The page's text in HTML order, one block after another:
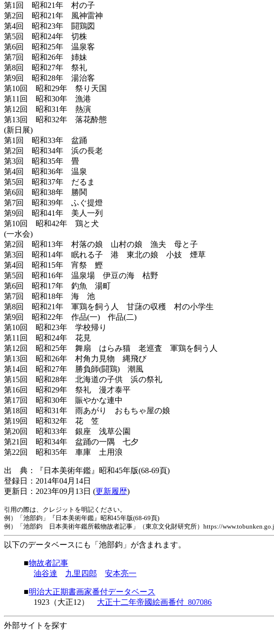
第1回 昭和21年 村の子
第2回 昭和21年 風神雷神
第4回 昭和23年 闘鶏図
第5回 昭和24年 切株
第6回 昭和25年 温泉客
第7回 昭和26年 姉妹
第8回 昭和27年 祭礼
第9回 昭和28年 湯治客
第10回 昭和29年 祭り天国
第11回 昭和30年 漁港
第12回 昭和31年 熱演
第13回 昭和32年 落花酔態
(新日展)
第1回 昭和33年 盆踊
第2回 昭和34年 浜の長老
第3回 昭和35年 畳
第4回 昭和36年 温泉
第5回 昭和37年 だるま
第6回 昭和38年 勝鬨
第7回 昭和39年 ふぐ提燈
第9回 昭和41年 美人一列
第10回 昭和42年 鶏と犬
(一水会)
第2回 昭和13年 村落の娘 山村の娘 漁夫 母と子
第3回 昭和14年 眠れる子 港 東北の娘 小妓 煙草
第4回 昭和15年 宵祭 鰹
第5回 昭和16年 温泉場 伊豆の海 枯野
第6回 昭和17年 釣魚 湯町
第7回 昭和18年 海 池
第8回 昭和21年 軍鶏を飼う人 甘藷の収穫 村の小学生
第9回 昭和22年 作品(一) 作品(二)
第10回 昭和23年 学校帰り
第11回 昭和24年 花見
第12回 昭和25年 舞扇 はらみ猫 老巡査 軍鶏を飼う人
第13回 昭和26年 村角力見物 縄飛び
第14回 昭和27年 勝負師(闘鶏) 潮風
第15回 昭和28年 北海道の子供 浜の祭礼
第16回 昭和29年 祭礼 漫才泰平
第17回 昭和30年 賑やかな連中
第18回 昭和31年 雨あがり おもちゃ屋の娘
第19回 昭和32年 花 笠
第20回 昭和33年 銀座 浅草公園
第21回 昭和34年 盆踊の一隅 七夕
第22回 昭和35年 車庫 土用浪
出 典：『日本美術年鑑』昭和45年版(68-69頁)
登録日：2014年04月14日
更新日：2023年09月13日 (更新履歴)
引用の際は、クレジットを明記ください。
例）「池部鈞」『日本美術年鑑』昭和45年版(68-69頁)
例）「池部鈞 日本美術年鑑所載物故者記事」（東京文化財研究所）https://
以下のデータベースにも「池部鈞」が含まれます。
■物故者記事
油谷達
九里四郎 安本亮一
■明治大正期書画家番付データベース
1923（大正12） 大正十二年帝國絵画番付_807086
外部サイトを探す